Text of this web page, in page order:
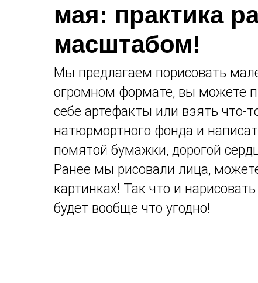
мая: практика
масштабом!
Мы предлагаем порисовать
огромном формате, вы можете
себе артефакты или взять что-
натюрмортного фонда и
помятой бумажки, дорогой
Ранее мы рисовали лица,
картинках! Так что и
будет вообще что угодно!